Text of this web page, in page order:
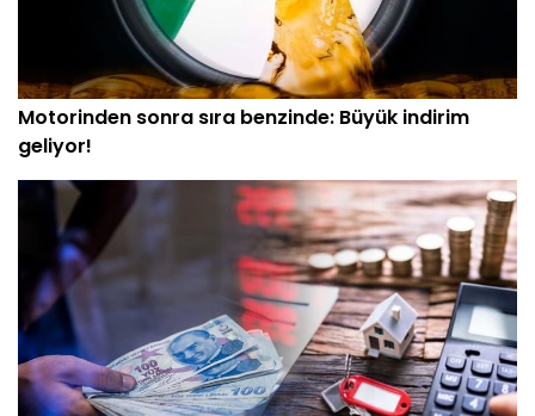
Motorinden sonra sıra benzinde: Büyük indirim
geliyor!